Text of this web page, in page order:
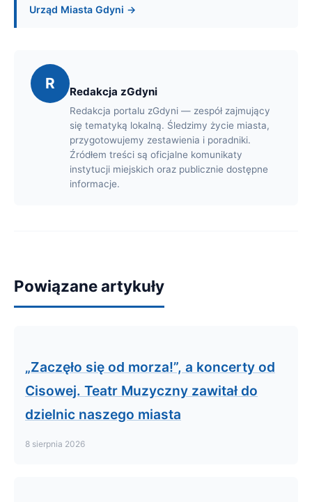
Urząd Miasta Gdyni →
R Redakcja zGdyni
Redakcja portalu zGdyni — zespół zajmujący
się tematyką lokalną. Śledzimy życie miasta,
przygotowujemy zestawienia i poradniki.
Źródłem treści są oficjalne komunikaty
instytucji miejskich oraz publicznie dostępne
informacje.
Powiązane artykuły
„Zaczęło się od morza!”, a koncerty od
Cisowej. Teatr Muzyczny zawitał do
dzielnic naszego miasta
8 sierpnia 2026